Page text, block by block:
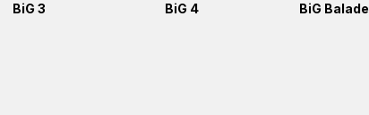
BiG 3 BiG 4 BiG Balade